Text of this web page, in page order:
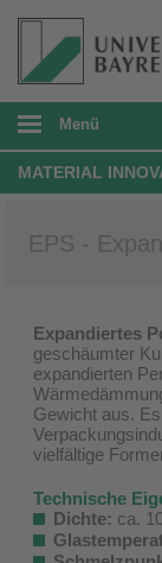
Menü
MATERIAL
EPS -
Expandiertes
geschäumter
expandierten
Gewicht aus.
vielfältige
Technische
Dichte: ca.